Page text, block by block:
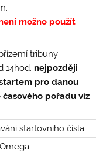
možno použít
tribuny
14hod. nejpozději
pro danou
pořadu viz
startovního čísla